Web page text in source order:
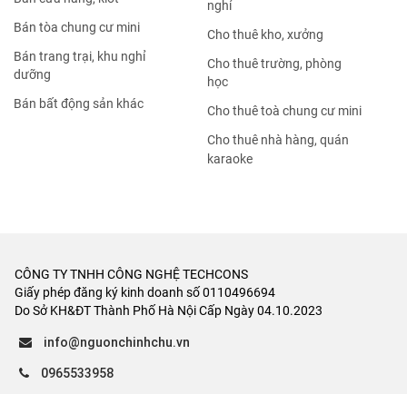
Bán tòa chung cư mini
Bán trang trại, khu nghỉ
dưỡng
Bán bất động sản khác
nghỉ
Cho thuê kho, xưởng
Cho thuê trường, phòng
học
Cho thuê toà chung cư mini
Cho thuê nhà hàng, quán
karaoke
CÔNG TY TNHH CÔNG NGHỆ TECHCONS
Giấy phép đăng ký kinh doanh số 0110496694
Do Sở KH&ĐT Thành Phố Hà Nội Cấp Ngày 04.10.2023
info@nguonchinhchu.vn
0965533958